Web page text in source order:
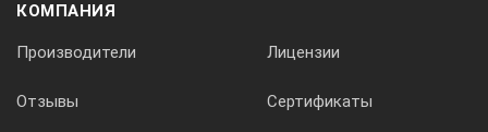
КОМПАНИЯ
Производители Лицензии
Отзывы Сертификаты